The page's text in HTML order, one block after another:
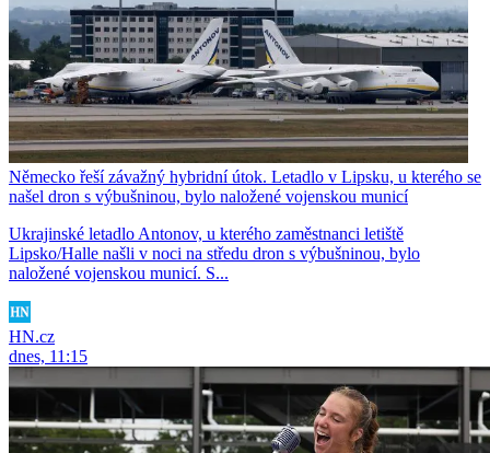
Německo řeší závažný hybridní útok. Letadlo v Lipsku, u kterého se
našel dron s výbušninou, bylo naložené vojenskou municí
Ukrajinské letadlo Antonov, u kterého zaměstnanci letiště
Lipsko/Halle našli v noci na středu dron s výbušninou, bylo
naložené vojenskou municí. S...
HN.cz
dnes, 11:15